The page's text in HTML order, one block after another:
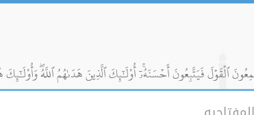
ٱلۡقَوۡلَ فَيَتَّبِعُونَ أَحۡسَنَهُۥٓۚ أُوْلَٰٓئِكَ ٱلَّذِينَ هَدَىٰهُمُ ٱللَّهُۖ وَأُوْلَٰٓئِكَ